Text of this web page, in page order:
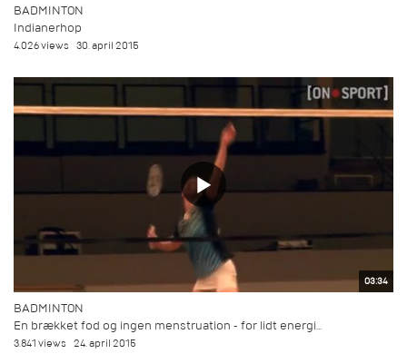
BADMINTON
Indianerhop
4.026 views 30. april 2015
03:34
BADMINTON
En brækket fod og ingen menstruation - for lidt energi...
3.841 views 24. april 2015